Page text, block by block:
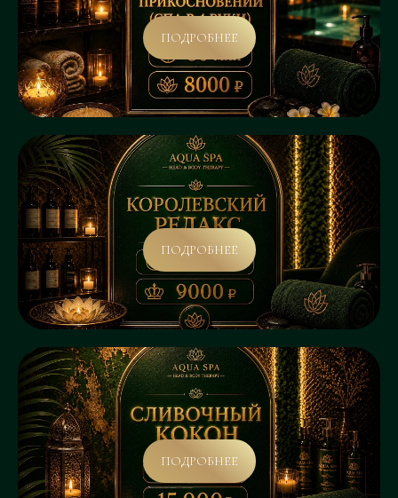
ПОДРОБНЕЕ
ПОДРОБНЕЕ
ПОДРОБНЕЕ